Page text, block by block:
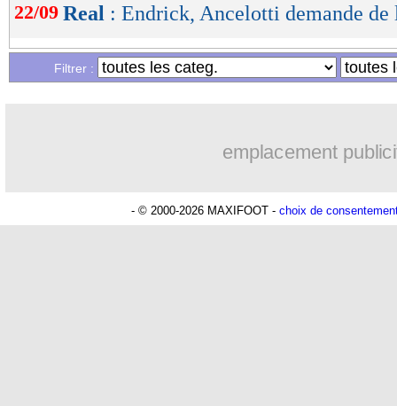
22/09 Real : Endrick, Ancelotti demande de
Liste des brèves du sam. 21
Filtrer :
emplacement
- © 2000-2026 MAXIFOOT - choix de